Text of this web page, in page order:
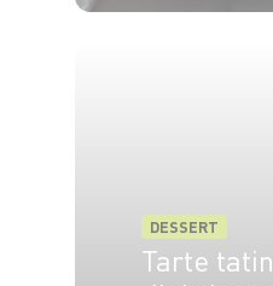
DESSERT
Tarte tatin